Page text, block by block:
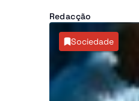
o visto da
Estados Unidos,
Viotti,
apresentadas
norte-americanas
considerando a
Redacção
Sociedade